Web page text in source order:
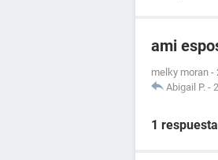
ami
melky moran -
Abigail P. -
1 respuesta